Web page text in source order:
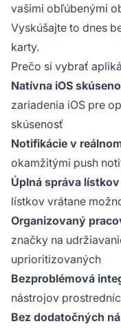
vašimi obľúbenými
Vyskúšajte to dnes
karty.
Prečo si vybrať
Natívna iOS
zariadenia iOS pre
skúsenosť
Notifikácie v
okamžitými push
Úplná správa lístkov
lístkov vrátane
Organizovaný
značky na
uprioritizovaných
Bezproblémová
nástrojov
Bez dodatočných